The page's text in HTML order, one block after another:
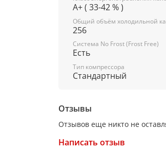
холодного воздуха, в
оптимальные условия
T.ABT инновационная
Складные полки
A+ ( 33-42 % )
Общий объём холодильной
256
Система No Frost (Frost Free)
Есть
Тип компрессора
Стандартный
Отзывы
Отзывов еще никто не
Написать отзыв